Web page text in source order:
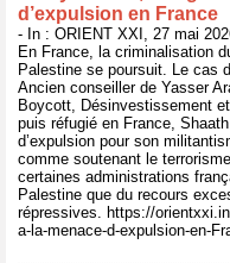
d’expulsion en France
- In : ORIENT XXI, 27 mai
En France, la criminalisation
Palestine se poursuit. Le cas
Ancien conseiller de Yasser
Boycott, Désinvestissement
puis réfugié en France,
d’expulsion pour son
comme soutenant le
certaines administrations
Palestine que du recours
répressives. https://
a-la-menace-d-expulsion-en-